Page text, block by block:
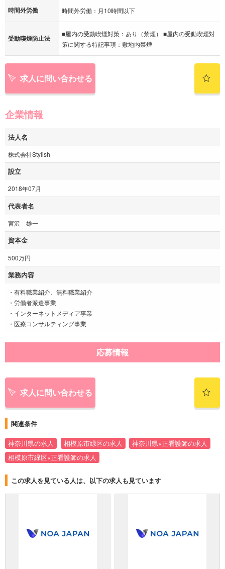
時間外労働 時間外労働：月10時間以下
受動喫煙防止法
■屋内の受動喫煙対策：あり（禁煙） ■屋内の受動喫煙対
策に関する特記事項：敷地内禁煙
求人に問い合わせる
企業情報
法人名
株式会社Stylish
設立
2018年07月
代表者名
宮沢 雄一
資本金
500万円
業務内容
・有料職業紹介、無料職業紹介
・労働者派遣事業
・インターネットメディア事業
・医療コンサルティング事業
応募情報
求人に問い合わせる
関連条件
神奈川県の求人 相模原市緑区の求人
神奈川県×正看護師の求人
相模原市緑区×正看護師の求人
この求人を見ている人は、以下の求人も見ています